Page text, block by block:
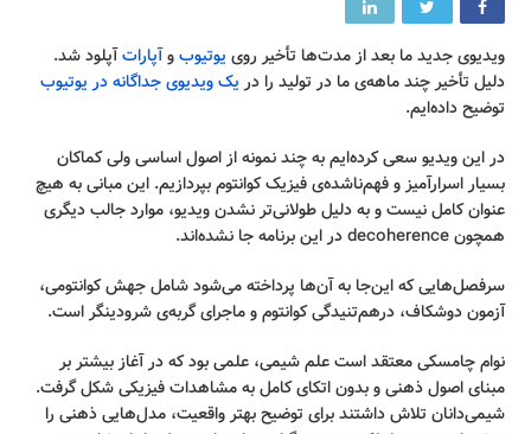
ویدیوی جدید ما بعد از مدت‌ها تأخیر روی یوتیوبوآپاراتآپلود شد.
دلیل تأخیر چند ماهه‌ی ما در تولید را دریک ویدیوی جداگانه در یوتیوب
توضیح داده‌ایم.
در این ویدیو سعی کرده‌ایم به چند نمونه از اصول اساسی ولی کماکان
بسیار اسرارآمیز و فهم‌ناشده‌ی فیزیک کوانتوم بپردازیم. این مبانی به هیچ
عنوان کامل نیست و به دلیل طولانی‌تر نشدن ویدیو، موارد جالب دیگری
همچون decoherence در این برنامه جا نشده‌اند.
سرفصل‌هایی که این‌جا به آن‌ها پرداخته می‌شود شامل جهش کوانتومی،
آزمون دوشکاف، درهم‌تنیدگی کوانتوم و ماجرای گربه‌ی شرودینگر است.
نوام چامسکی معتقد است علم شیمی، علمی بود که در آغاز بیشتر بر
مبنای اصول ذهنی و بدون اتکای کامل به مشاهدات فیزیکی شکل گرفت.
شیمی‌دانان تلاش داشتند برای توضیح بهتر واقعیت، مدل‌هایی ذهنی را